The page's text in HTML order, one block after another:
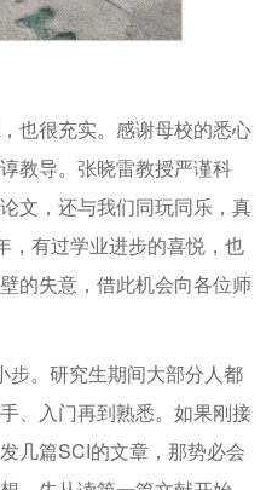
也很充实。感谢母校的悉心
教导。张晓雷教授严谨科
文，还与我们同玩同乐，真
，有过学业进步的喜悦，也
的失意，借此机会向各位师
步。研究生期间大部分人都
、入门再到熟悉。如果刚接
几篇SCI的文章，那势必会